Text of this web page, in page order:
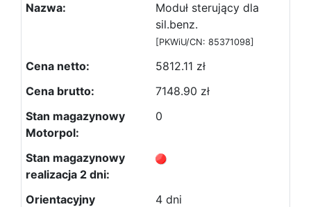
Moduł sterujący dla
sil.benz.
[PKWiU/CN: 85371098]
5812.11 zł
7148.90 zł
0
4 dni